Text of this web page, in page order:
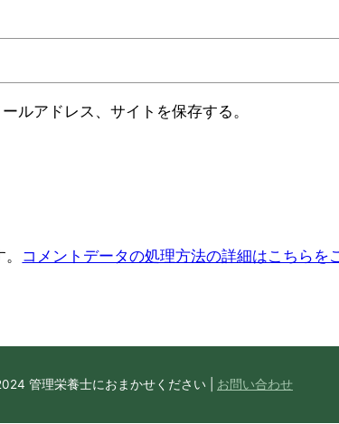
ルアドレス、サイトを保存する。
コメントデータの処理方法の詳細はこちらを
管理栄養士におまかせください | お問い合わせ